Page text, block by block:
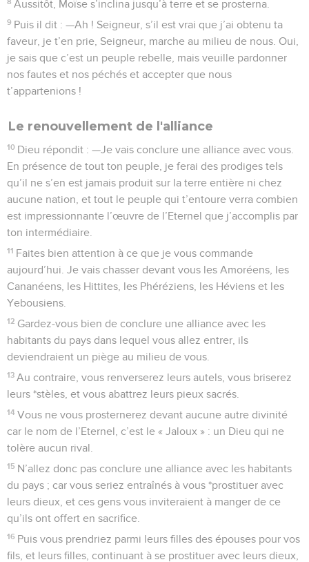
Aussitôt, Moïse s’inclina jusqu’à terre et se prosterna.
9 Puis il dit : —Ah ! Seigneur, s’il est vrai que j’ai obtenu ta
faveur, je t’en prie, Seigneur, marche au milieu de nous. Oui,
je sais que c’est un peuple rebelle, mais veuille pardonner
nos fautes et nos péchés et accepter que nous
t’appartenions !
Le renouvellement de l'alliance
10 Dieu répondit : —Je vais conclure une alliance avec vous.
En présence de tout ton peuple, je ferai des prodiges tels
qu’il ne s’en est jamais produit sur la terre entière ni chez
aucune nation, et tout le peuple qui t’entoure verra combien
est impressionnante l’œuvre de l’Eternel que j’accomplis par
ton intermédiaire.
11 Faites bien attention à ce que je vous commande
aujourd’hui. Je vais chasser devant vous les Amoréens, les
Cananéens, les Hittites, les Phéréziens, les Héviens et les
Yebousiens.
12 Gardez-vous bien de conclure une alliance avec les
habitants du pays dans lequel vous allez entrer, ils
deviendraient un piège au milieu de vous.
13 Au contraire, vous renverserez leurs autels, vous briserez
leurs *stèles, et vous abattrez leurs pieux sacrés.
14 Vous ne vous prosternerez devant aucune autre divinité
car le nom de l’Eternel, c’est le « Jaloux » : un Dieu qui ne
tolère aucun rival.
15 N’allez donc pas conclure une alliance avec les habitants
du pays ; car vous seriez entraînés à vous *prostituer avec
leurs dieux, et ces gens vous inviteraient à manger de ce
qu’ils ont offert en sacrifice.
16 Puis vous prendriez parmi leurs filles des épouses pour vos
fils, et leurs filles, continuant à se prostituer avec leurs dieux,